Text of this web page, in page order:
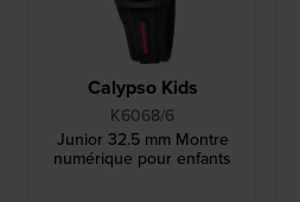
Calypso Kids
K6068/6
Junior 32.5 mm Montre
numérique pour enfants